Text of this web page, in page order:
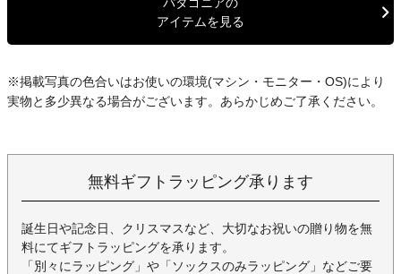
アイテムを見る
※掲載写真の色合いはお使いの環境(マシン・モニター・OS)により
実物と多少異なる場合がございます。あらかじめご了承ください。
無料ギフトラッピング承ります
誕生日や記念日、クリスマスなど、大切なお祝いの贈り物を無
料にてギフトラッピングを承ります。
「別々にラッピング」や「ソックスのみラッピング」などご要